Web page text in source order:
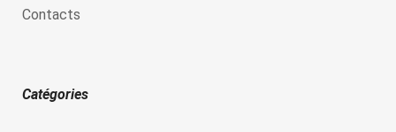
Contacts
Catégories